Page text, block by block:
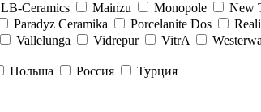
LB-Ceramics Mainzu Monopole New
Paradyz Сeramika Porcelanite Dos
Vallelunga Vidrepur VitrA
Польша Россия
Турция